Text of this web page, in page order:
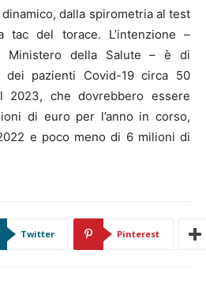
dalla spirometria al test
tac del torace. L’intenzione –
Ministero della Salute – è di
pazienti Covid-19 circa 50
che dovrebbero essere
di euro per l’anno in corso,
e poco meno di 6 milioni di
Twitter Pinterest